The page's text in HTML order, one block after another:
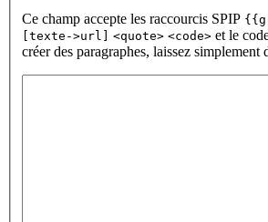
Ce champ accepte les raccourcis SPIP
[texte->url] <quote> <code> et le
créer des paragraphes, laissez simplement